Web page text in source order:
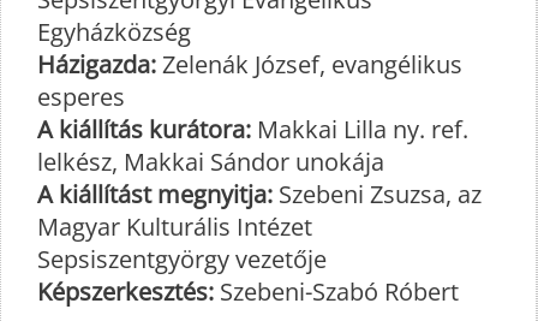
Egyházközség
Házigazda:Zelenák József, evangélikus
esperes
A kiállítás kurátora: Makkai Lilla ny. ref.
lelkész, Makkai Sándor unokája
A kiállítást megnyitja: Szebeni Zsuzsa, az
Magyar Kulturális Intézet
Sepsiszentgyörgy vezetője
Képszerkesztés: Szebeni-Szabó Róbert